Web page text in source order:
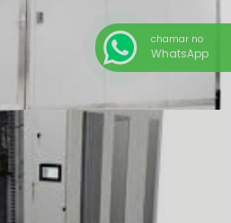
chamar no
WhatsApp